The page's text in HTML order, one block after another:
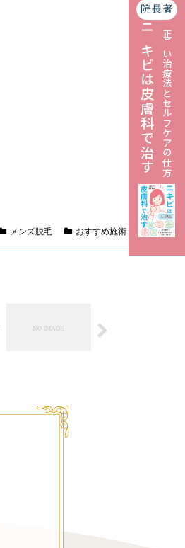
メンズ脱毛 おすすめ施術
院長著
正しい治療法とセルフケアの仕方
ニキビは皮膚科で治す